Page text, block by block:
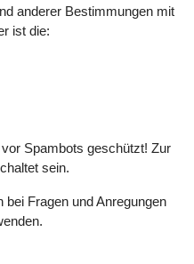
anderer Bestimmungen mit
ist die:
Spambots geschützt! Zur
sein.
Fragen und Anregungen